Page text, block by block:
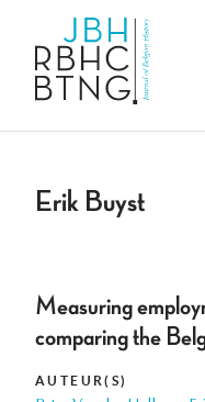
Erik Buyst
Measuring
comparing the
AUTEUR(S)